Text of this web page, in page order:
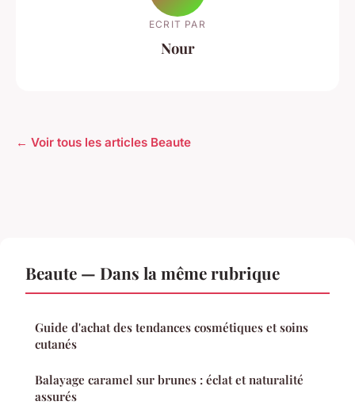
ECRIT PAR
Nour
← Voir tous les articles Beaute
Beaute — Dans la même rubrique
Guide d'achat des tendances cosmétiques et soins
cutanés
Balayage caramel sur brunes : éclat et naturalité
assurés